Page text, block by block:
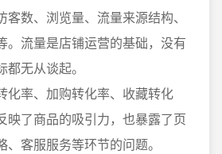
数、浏览量、流量来源结构、
。流量是店铺运营的基础，没有
无从谈起。
化率、加购转化率、收藏转化
映了商品的吸引力，也暴露了页
客服服务等环节的问题。